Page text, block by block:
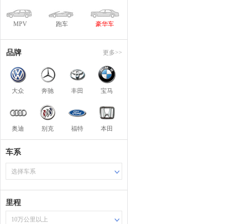
MPV 跑车 豪华车
品牌 更多>>
大众 奔驰 丰田 宝马
奥迪 别克 福特 本田
车系
选择车系
里程
10万公里以上